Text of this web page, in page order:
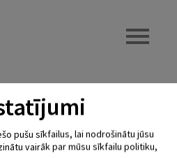
GLEZNU IZSTĀDE
ZASAS
pušu sīkfailus, lai nodrošinātu jūsu
vairāk par mūsu sīkfailu politiku,